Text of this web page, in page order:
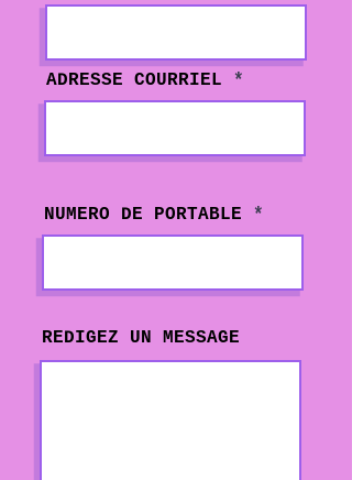
ADRESSE COURRIEL
NUMERO DE PORTABLE
REDIGEZ UN MESSAGE